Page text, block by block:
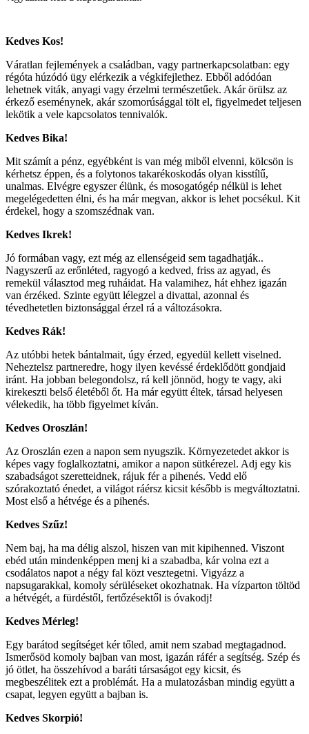
Kedves Kos!
Váratlan fejlemények a családban, vagy partnerkapcsolatban: egy
régóta húzódó ügy elérkezik a végkifejlethez. Ebből adódóan
lehetnek viták, anyagi vagy érzelmi természetűek. Akár örülsz az
érkező eseménynek, akár szomorúsággal tölt el, figyelmedet teljesen
lekötik a vele kapcsolatos tennivalók.
Kedves Bika!
Mit számít a pénz, egyébként is van még miből elvenni, kölcsön is
kérhetsz éppen, és a folytonos takarékoskodás olyan kisstílű,
unalmas. Elvégre egyszer élünk, és mosogatógép nélkül is lehet
megelégedetten élni, és ha már megvan, akkor is lehet pocsékul. Kit
érdekel, hogy a szomszédnak van.
Kedves Ikrek!
Jó formában vagy, ezt még az ellenségeid sem tagadhatják..
Nagyszerű az erőnléted, ragyogó a kedved, friss az agyad, és
remekül választod meg ruháidat. Ha valamihez, hát ehhez igazán
van érzéked. Szinte együtt lélegzel a divattal, azonnal és
tévedhetetlen biztonsággal érzel rá a változásokra.
Kedves Rák!
Az utóbbi hetek bántalmait, úgy érzed, egyedül kellett viselned.
Neheztelsz partneredre, hogy ilyen kevéssé érdeklődött gondjaid
iránt. Ha jobban belegondolsz, rá kell jönnöd, hogy te vagy, aki
kirekeszti belső életéből őt. Ha már együtt éltek, társad helyesen
vélekedik, ha több figyelmet kíván.
Kedves Oroszlán!
Az Oroszlán ezen a napon sem nyugszik. Környezetedet akkor is
képes vagy foglalkoztatni, amikor a napon sütkérezel. Adj egy kis
szabadságot szeretteidnek, rájuk fér a pihenés. Vedd elő
szórakoztató énedet, a világot ráérsz kicsit később is megváltoztatni.
Most első a hétvége és a pihenés.
Kedves Szűz!
Nem baj, ha ma délig alszol, hiszen van mit kipihenned. Viszont
ebéd után mindenképpen menj ki a szabadba, kár volna ezt a
csodálatos napot a négy fal közt vesztegetni. Vigyázz a
napsugarakkal, komoly sérüléseket okozhatnak. Ha vízparton töltöd
a hétvégét, a fürdéstől, fertőzésektől is óvakodj!
Kedves Mérleg!
Egy barátod segítséget kér tőled, amit nem szabad megtagadnod.
Ismerősöd komoly bajban van most, igazán ráfér a segítség. Szép és
jó ötlet, ha összehívod a baráti társaságot egy kicsit, és
megbeszélitek ezt a problémát. Ha a mulatozásban mindig együtt a
csapat, legyen együtt a bajban is.
Kedves Skorpió!